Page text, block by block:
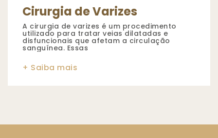
Cirurgia de Varizes
A cirurgia de varizes é um procedimento
utilizado para tratar veias dilatadas e
disfuncionais que afetam a circulação
sanguínea. Essas